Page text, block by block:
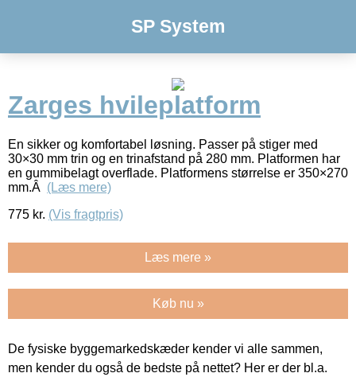
SP System
Zarges hvileplatform
En sikker og komfortabel løsning. Passer på stiger med
30×30 mm trin og en trinafstand på 280 mm. Platformen har
en gummibelagt overflade. Platformens størrelse er 350×270
mm.Â (Læs mere)
775 kr. (Vis fragtpris)
Læs mere »
Køb nu »
De fysiske byggemarkedskæder kender vi alle sammen,
men kender du også de bedste på nettet? Her er der bl.a.